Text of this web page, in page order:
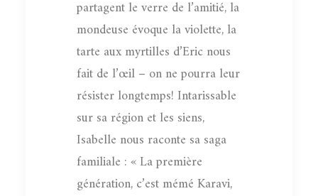
partagent le verre de l’amitié, la
mondeuse évoque la violette, la
tarte aux myrtilles d’Eric nous
fait de l’œil – on ne pourra leur
résister longtemps! Intarissable
sur sa région et les siens,
Isabelle nous raconte sa saga
familiale : « La première
génération, c’est mémé Karavi,